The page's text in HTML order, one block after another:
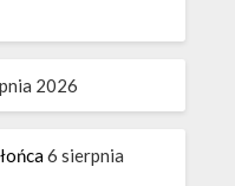
2026
6 sierpnia